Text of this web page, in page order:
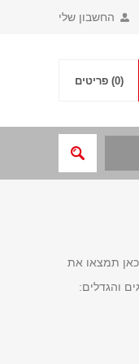
החשבון שלי
(0) פריטים
כאן תמצאו את
והגדלים: